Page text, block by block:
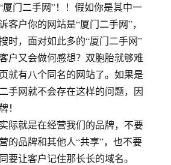
门二手网”！！假如你是其中一
客户你的网站是“厦门二手网”，
时，面对如此多的“厦门二手网”
户又会做何感想？双胞胎就够难
就有八个同名的网站了。如果是
手网就不会存在这样的问题，因
！
就是在经营我们的品牌，不要
的品牌和其他人“共享”，也不要
要让客户记住那长长的域名。